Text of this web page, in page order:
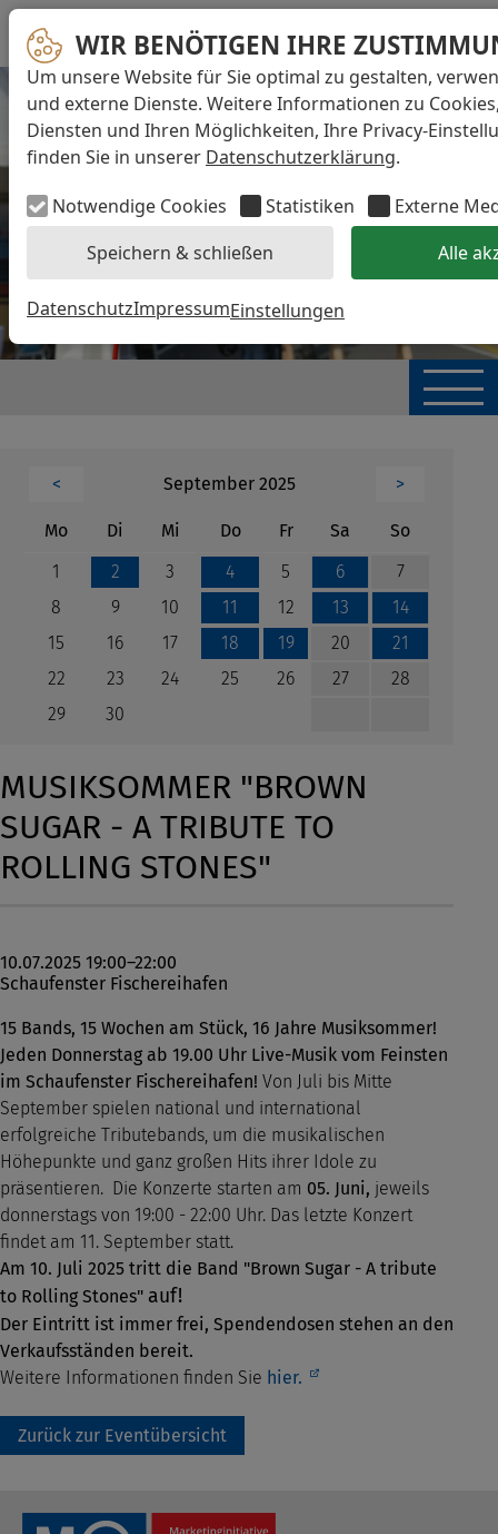
WIR BENÖTIGEN IHRE
Um unsere Website für Sie optimal zu gestalten,
und externe Dienste. Weitere Informationen zu
Diensten und Ihren Möglichkeiten, Ihre Privacy-
finden Sie in unserer Datenschutzerklärung.
Notwendige Cookies
Statistiken
Externe
Speichern & schließen
Alle
DatenschutzImpressumEinstellungen
< September 2025 >
Montag Di enstag
Mi ttwochDonnerstag
FreitagSa mstagSonntag
1
2 3 4 5 6
7
8
9 10 11 12 13
14
15
16 17 18 19 20
21
22
23 24 25 26 27
28
29
30
MUSIKSOMMER "BROWN
SUGAR - A TRIBUTE TO
ROLLING STONES"
10.07.2025 19:00–22:00
Schaufenster Fischereihafen
15 Bands, 15 Wochen am Stück, 16 Jahre Musiksommer!
Jeden Donnerstag ab 19.00 Uhr Live-Musik vom Feinsten
im Schaufenster Fischereihafen! Von Juli bis Mitte
September spielen national und international
erfolgreiche Tributebands, um die musikalischen
Höhepunkte und ganz großen Hits ihrer Idole zu
präsentieren. Die Konzerte starten am 05. Juni, jeweils
donnerstags von 19:00 - 22:00 Uhr. Das letzte Konzert
findet am 11. September statt.
Am 10. Juli 2025 tritt die Band "Brown Sugar - A tribute
to Rolling Stones" auf!
Der Eintritt ist immer frei, Spendendosen stehen an den
Verkaufsständen bereit.
Weitere Informationen finden Sie hier.
Zurück zur Eventübersicht